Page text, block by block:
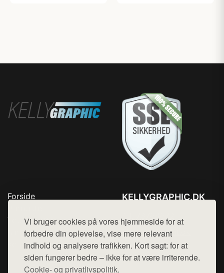
Vi bruger cookies på vores hjemmeside for at
forbedre din oplevelse, vise mere relevant
indhold og analysere trafikken. Kort sagt: for at
siden fungerer bedre – ikke for at være irriterende.
Cookie- og privatlivspolitik.
Forside
Top Rabatter
Blog
Kontakt
KELLYGRAPHIC.DK
Mail: hej@want.dk
Cookie- og privatlivspolitik